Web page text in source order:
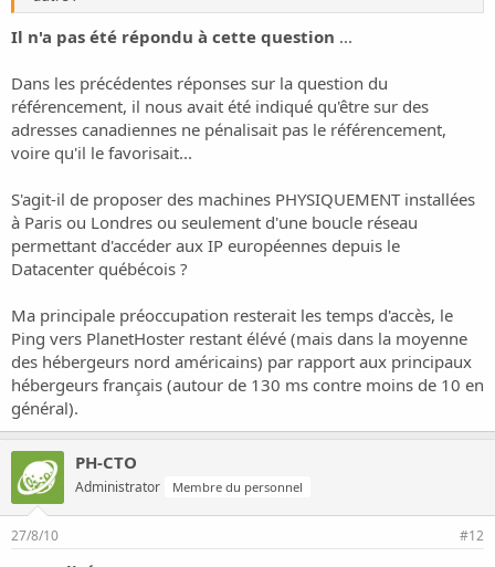
Il n'a pas été répondu à cette question ...
Dans les précédentes réponses sur la question du
référencement, il nous avait été indiqué qu'être sur des
adresses canadiennes ne pénalisait pas le référencement,
voire qu'il le favorisait...
S'agit-il de proposer des machines PHYSIQUEMENT installées
à Paris ou Londres ou seulement d'une boucle réseau
permettant d'accéder aux IP européennes depuis le
Datacenter québécois ?
Ma principale préoccupation resterait les temps d'accès, le
Ping vers PlanetHoster restant élévé (mais dans la moyenne
des hébergeurs nord américains) par rapport aux principaux
hébergeurs français (autour de 130 ms contre moins de 10 en
général).
PH-CTO
Administrator Membre du personnel
27/8/10 #12